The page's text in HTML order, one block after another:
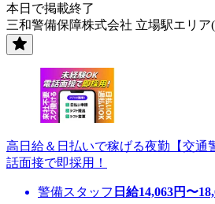
本日で掲載終了
三和警備保障株式会社 立場駅エリア
高日給＆日払いで稼げる夜勤【交通
話面接で即採用！
警備スタッフ 日給14,063円〜